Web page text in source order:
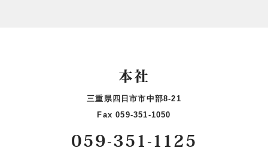
本社
三重県四日市市中部8-21
Fax 059-351-1050
059-351-1125